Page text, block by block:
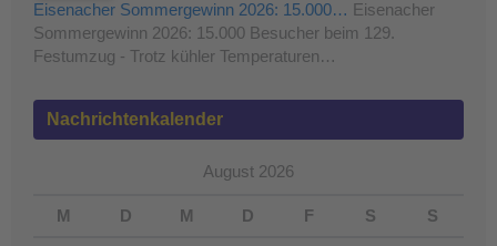
Eisenacher Sommergewinn 2026: 15.000… Eisenacher
Sommergewinn 2026: 15.000 Besucher beim 129.
Festumzug - Trotz kühler Temperaturen…
Nachrichtenkalender
August 2026
M D M D F S S